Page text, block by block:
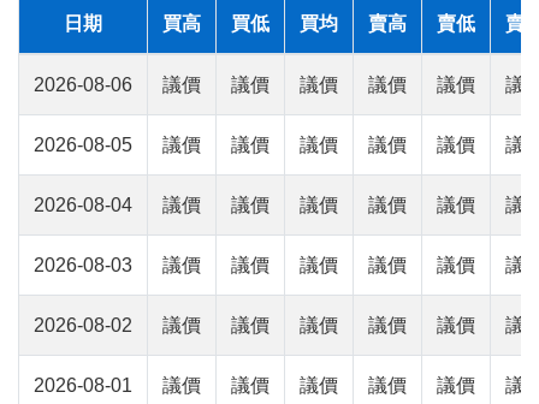
日期 買高 買低 買均 賣高 賣低 賣
2026-08-06 議價 議價 議價 議價 議價 議
2026-08-05 議價 議價 議價 議價 議價 議
2026-08-04 議價 議價 議價 議價 議價 議
2026-08-03 議價 議價 議價 議價 議價 議
2026-08-02 議價 議價 議價 議價 議價 議
2026-08-01 議價 議價 議價 議價 議價 議